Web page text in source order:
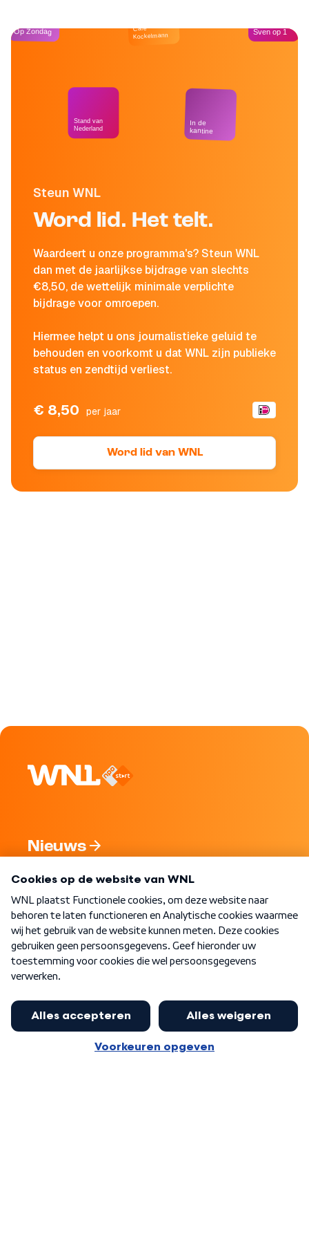
Steun WNL
Word lid. Het telt.
Waardeert u onze programma's? Steun WNL
dan met de jaarlijkse bijdrage van slechts
€8,50, de wettelijk minimale verplichte
bijdrage voor omroepen.
Hiermee helpt u ons journalistieke geluid te
behouden en voorkomt u dat WNL zijn publieke
status en zendtijd verliest.
€ 8,50 per jaar
Word lid van WNL
Op Zondag
Stand van
Nederland
Café
Kockelmann
In de
kantine
Sven op 1
Nieuws
Nieuwsbrief
Word Lid